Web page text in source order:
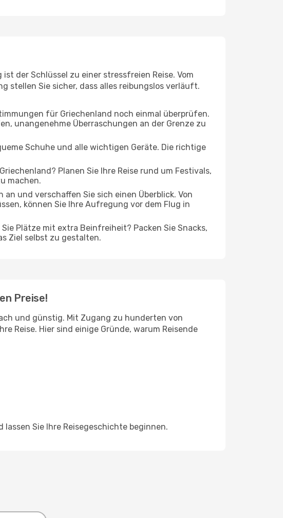
der Schlüssel zu einer stressfreien Reise. Vom
stellen Sie sicher, dass alles reibungslos verläuft.
für Griechenland noch einmal überprüfen.
unangenehme Überraschungen an der Grenze zu
Schuhe und alle wichtigen Geräte. Die richtige
Planen Sie Ihre Reise rund um Festivals,
machen.
und verschaffen Sie sich einen Überblick. Von
können Sie Ihre Aufregung vor dem Flug in
Plätze mit extra Beinfreiheit? Packen Sie Snacks,
Ziel selbst zu gestalten.
Preise!
und günstig. Mit Zugang zu hunderten von
Reise. Hier sind einige Gründe, warum Reisende
Sie Ihre Reisegeschichte beginnen.